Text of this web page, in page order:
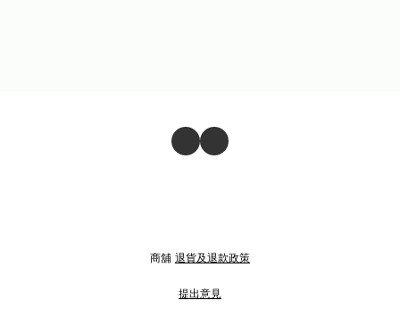
商舖 退貨及退款政策
提出意見